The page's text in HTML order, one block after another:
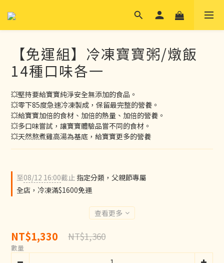
【免運組】冷凍寶寶粥/燉飯
14種口味各一
💥堅持要給寶寶純淨安全無添加的食品。
💥零下85度急速冷凍製成，保留最完整的營養。
💥給寶寶加倍的食材、加倍的熱量、加倍的營養。
💥多口味嘗試，讓寶寶體驗品嘗不同的食材。
💥天然熬煮雞高湯為基底，給寶寶更多的營養
至08/12 16:00截止 指定分類，父親節專屬
全店，冷凍滿$1600免運
查看更多
NT$1,330 NT$1,360
數量